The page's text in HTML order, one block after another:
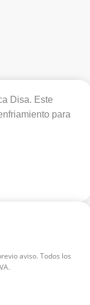
Disa. Este
para
aviso. Todos los